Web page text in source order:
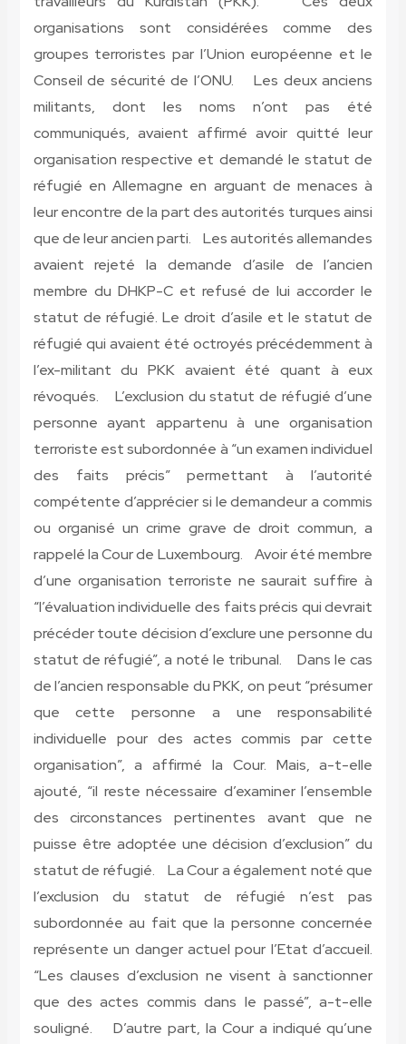
organisations sont considérées comme des
groupes terroristes par l’Union européenne et le
Conseil de sécurité de l’ONU. Les deux anciens
militants, dont les noms n’ont pas été
communiqués, avaient affirmé avoir quitté leur
organisation respective et demandé le statut de
réfugié en Allemagne en arguant de menaces à
leur encontre de la part des autorités turques ainsi
que de leur ancien parti. Les autorités allemandes
avaient rejeté la demande d’asile de l’ancien
membre du DHKP-C et refusé de lui accorder le
statut de réfugié. Le droit d’asile et le statut de
réfugié qui avaient été octroyés précédemment à
l’ex-militant du PKK avaient été quant à eux
révoqués. L’exclusion du statut de réfugié d’une
personne ayant appartenu à une organisation
terroriste est subordonnée à “un examen individuel
des faits précis” permettant à l’autorité
compétente d’apprécier si le demandeur a commis
ou organisé un crime grave de droit commun, a
rappelé la Cour de Luxembourg. Avoir été membre
d’une organisation terroriste ne saurait suffire à
“l’évaluation individuelle des faits précis qui devrait
précéder toute décision d’exclure une personne du
statut de réfugié”, a noté le tribunal. Dans le cas
de l’ancien responsable du PKK, on peut “présumer
que cette personne a une responsabilité
individuelle pour des actes commis par cette
organisation”, a affirmé la Cour. Mais, a-t-elle
ajouté, “il reste nécessaire d’examiner l’ensemble
des circonstances pertinentes avant que ne
puisse être adoptée une décision d’exclusion” du
statut de réfugié. La Cour a également noté que
l’exclusion du statut de réfugié n’est pas
subordonnée au fait que la personne concernée
représente un danger actuel pour l’Etat d’accueil.
“Les clauses d’exclusion ne visent à sanctionner
que des actes commis dans le passé”, a-t-elle
souligné. D’autre part, la Cour a indiqué qu’une